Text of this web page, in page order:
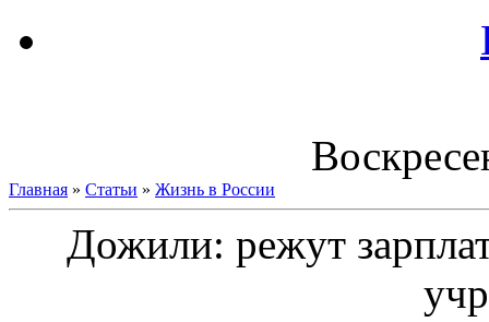
Главная » Статьи » Жизнь в России
Дожили: режут